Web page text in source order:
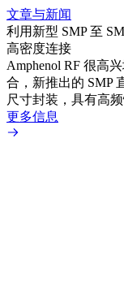
文章与新闻
利用新型 SMP 至
高密度连接
Amphenol RF 很高
合，新推出的 SMP
尺寸封装，具有高频
更多信息